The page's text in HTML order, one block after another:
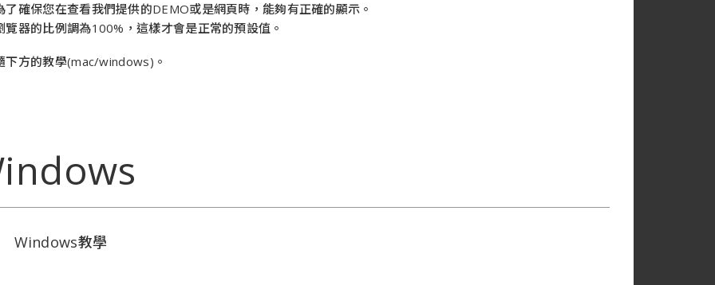
了確保您在查看我們提供的DEMO或是網頁時，能夠有正確的顯示。
覽器的比例調為100%，這樣才會是正常的預設值。
下方的教學(mac/windows)。
Windows教學